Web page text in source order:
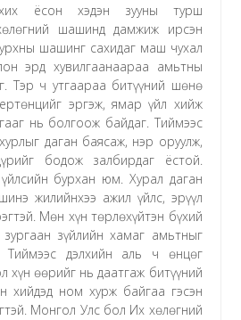
ёсон хэдэн зууны турш
шашинд дамжиж ирсэн
шашинг сахидаг маш чухал
эрд хувилгаанаараа амьтны
Тэр ч утгаараа битүүний шөнө
эргэж, ямар үйл хийж
нь болгоож байдаг. Тиймээс
даган баясаж, нэр оруулж,
бодож залбирдаг ёстой.
бурхан юм. Хурал даган
жилийнхээ ажил үйлс, эрүүл
Мөн хүн төрлөхүйтэн бүхий
зүйлийн хамаг амьтныг
Тиймээс дэлхийн аль ч өнцөг
хүн өөрийг нь даатгаж битүүний
хийдэд ном хурж байгаа гэсэн
Монгол Улс бол Их хөлөгний